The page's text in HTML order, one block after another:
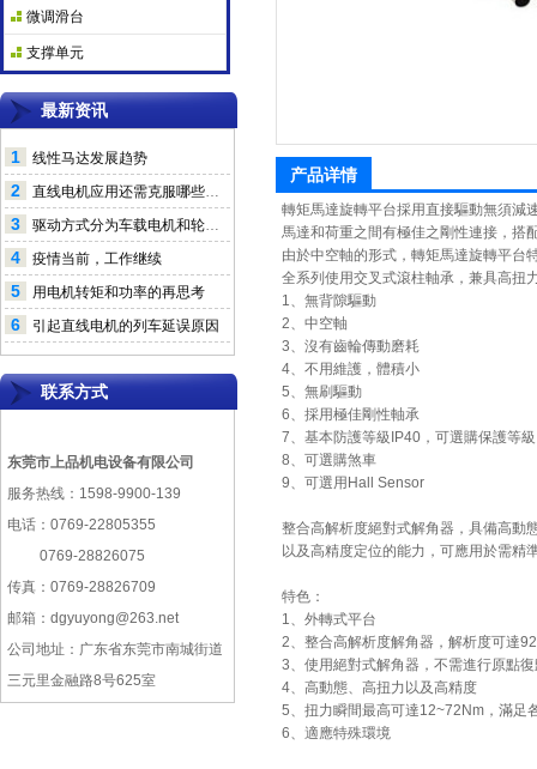
微调滑台
支撑单元
最新资讯
1 线性马达发展趋势
2 直线电机应用还需克服哪些问题
3 驱动方式分为车载电机和轮毂电机
4 疫情当前，工作继续
5 用电机转矩和功率的再思考
6 引起直线电机的列车延误原因
联系方式
东莞市上品机电设备有限公司
服务热线：1598-9900-139
电话：0769-22805355
0769-28826075
传真：0769-28826709
邮箱：dgyuyong@263.net
公司地址：广东省东莞市南城街道
三元里金融路8号625室
产品详情
轉矩馬達旋轉平台採用直接驅動無須減
馬達和荷重之間有極佳之剛性連接，搭
由於中空軸的形式，轉矩馬達旋轉平台
全系列使用交叉式滾柱軸承，兼具高扭
1、無背隙驅動
2、中空軸
3、沒有齒輪傳動磨耗
4、不用維護，體積小
5、無刷驅動
6、採用極佳剛性軸承
7、基本防護等級IP40，可選購保護等
8、可選購煞車
9、可選用Hall Sensor
整合高解析度絕對式解角器，具備高動
以及高精度定位的能力，可應用於需精
特色：
1、外轉式平台
2、整合高解析度解角器，解析度可達
3、使用絕對式解角器，不需進行原點
4、高動態、高扭力以及高精度
5、扭力瞬間最高可達12~72Nm，滿足
6、適應特殊環境